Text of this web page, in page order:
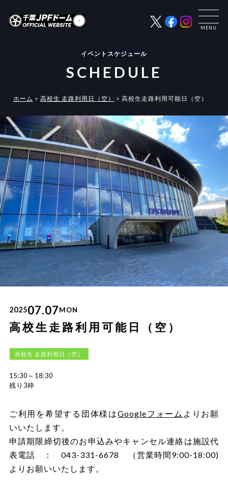
イベントスケジュール
SCHEDULE
ホーム > 高校生 走路利用日（空） > 高校生走路利用可能日（空）
202507.07MON
高校生走路利用可能日（空）
高校生 走路利用日（空）
15:30～18:30
残り3枠
ご利用を希望する団体様はGoogleフォーム よりお願
いいたします。
申請期限締切後のお申込みやキャンセル連絡は施設代
表電話 ： 043-331-6678 （営業時間9:00-18:00)
よりお願いいたします。